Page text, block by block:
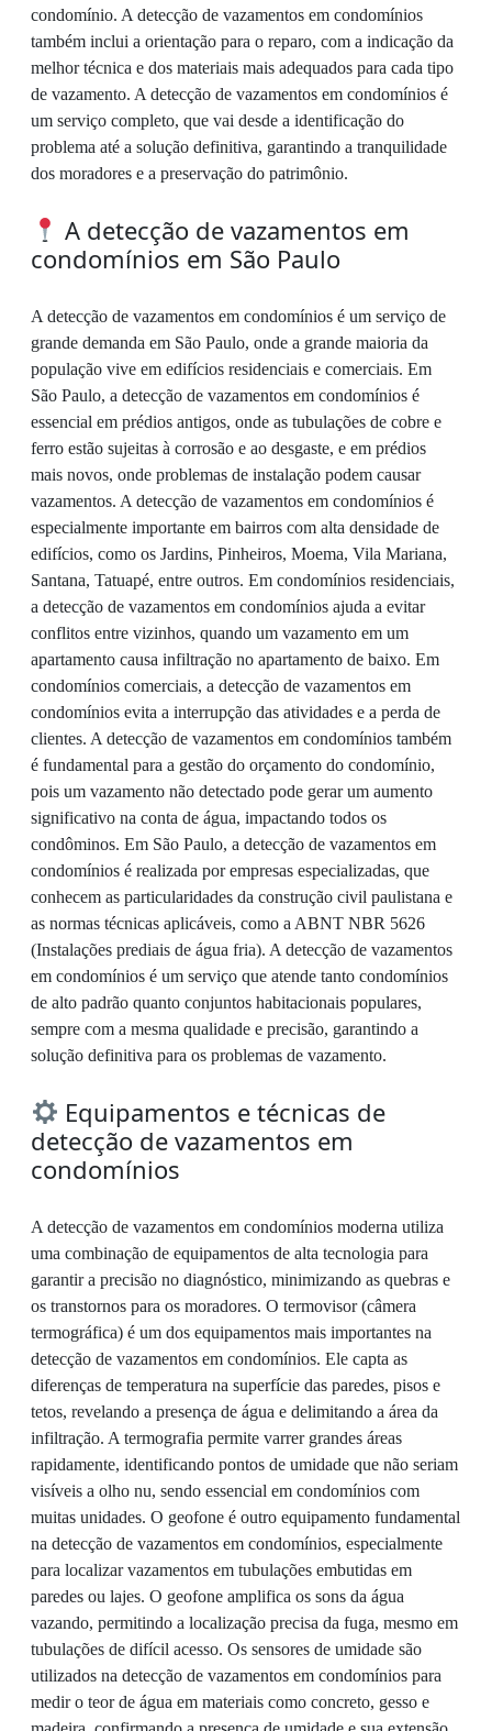
condomínio. A detecção de vazamentos em condomínios
também inclui a orientação para o reparo, com a indicação da
melhor técnica e dos materiais mais adequados para cada tipo
de vazamento. A detecção de vazamentos em condomínios é
um serviço completo, que vai desde a identificação do
problema até a solução definitiva, garantindo a tranquilidade
dos moradores e a preservação do patrimônio.
A detecção de vazamentos em
condomínios em São Paulo
A detecção de vazamentos em condomínios é um serviço de
grande demanda em São Paulo, onde a grande maioria da
população vive em edifícios residenciais e comerciais. Em
São Paulo, a detecção de vazamentos em condomínios é
essencial em prédios antigos, onde as tubulações de cobre e
ferro estão sujeitas à corrosão e ao desgaste, e em prédios
mais novos, onde problemas de instalação podem causar
vazamentos. A detecção de vazamentos em condomínios é
especialmente importante em bairros com alta densidade de
edifícios, como os Jardins, Pinheiros, Moema, Vila Mariana,
Santana, Tatuapé, entre outros. Em condomínios residenciais,
a detecção de vazamentos em condomínios ajuda a evitar
conflitos entre vizinhos, quando um vazamento em um
apartamento causa infiltração no apartamento de baixo. Em
condomínios comerciais, a detecção de vazamentos em
condomínios evita a interrupção das atividades e a perda de
clientes. A detecção de vazamentos em condomínios também
é fundamental para a gestão do orçamento do condomínio,
pois um vazamento não detectado pode gerar um aumento
significativo na conta de água, impactando todos os
condôminos. Em São Paulo, a detecção de vazamentos em
condomínios é realizada por empresas especializadas, que
conhecem as particularidades da construção civil paulistana e
as normas técnicas aplicáveis, como a ABNT NBR 5626
(Instalações prediais de água fria). A detecção de vazamentos
em condomínios é um serviço que atende tanto condomínios
de alto padrão quanto conjuntos habitacionais populares,
sempre com a mesma qualidade e precisão, garantindo a
solução definitiva para os problemas de vazamento.
Equipamentos e técnicas de
detecção de vazamentos em
condomínios
A detecção de vazamentos em condomínios moderna utiliza
uma combinação de equipamentos de alta tecnologia para
garantir a precisão no diagnóstico, minimizando as quebras e
os transtornos para os moradores. O termovisor (câmera
termográfica) é um dos equipamentos mais importantes na
detecção de vazamentos em condomínios. Ele capta as
diferenças de temperatura na superfície das paredes, pisos e
tetos, revelando a presença de água e delimitando a área da
infiltração. A termografia permite varrer grandes áreas
rapidamente, identificando pontos de umidade que não seriam
visíveis a olho nu, sendo essencial em condomínios com
muitas unidades. O geofone é outro equipamento fundamental
na detecção de vazamentos em condomínios, especialmente
para localizar vazamentos em tubulações embutidas em
paredes ou lajes. O geofone amplifica os sons da água
vazando, permitindo a localização precisa da fuga, mesmo em
tubulações de difícil acesso. Os sensores de umidade são
utilizados na detecção de vazamentos em condomínios para
medir o teor de água em materiais como concreto, gesso e